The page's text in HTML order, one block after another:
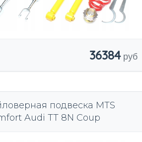
36384
подвеска MTS
Audi TT 8N Coup